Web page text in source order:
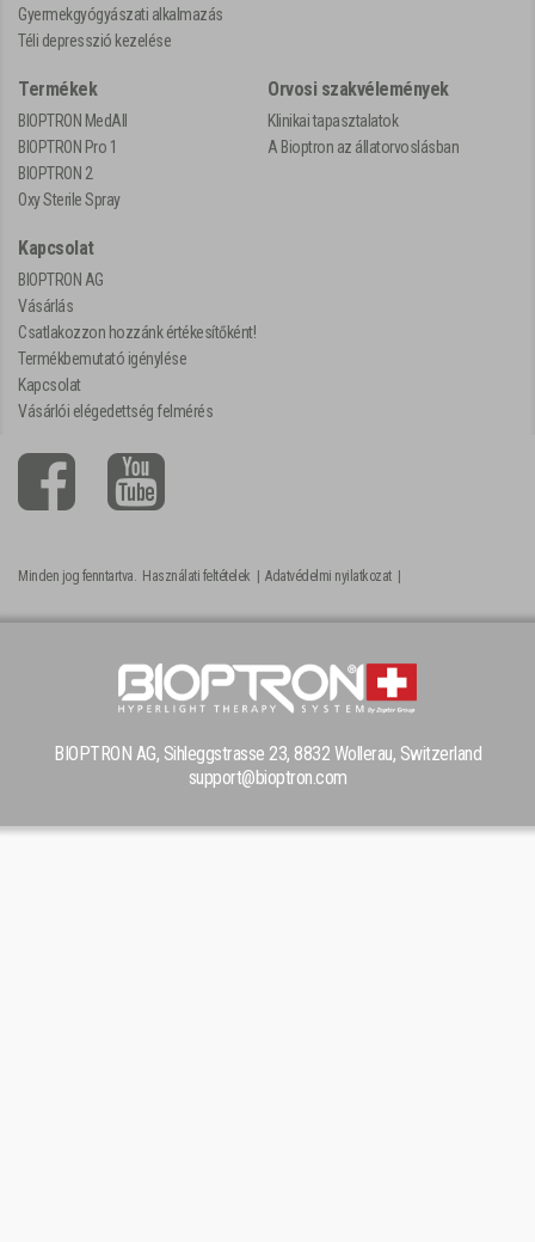
Gyermekgyógyászati alkalmazás
Téli depresszió kezelése
Termékek
BIOPTRON MedAll
BIOPTRON Pro 1
BIOPTRON 2
Oxy Sterile Spray
Orvosi szakvélemények
Klinikai tapasztalatok
A Bioptron az állatorvoslásban
Kapcsolat
BIOPTRON AG
Vásárlás
Csatlakozzon hozzánk értékesítőként!
Termékbemutató igénylése
Kapcsolat
Vásárlói elégedettség felmérés
Minden jog fenntartva. Használati feltételek Adatvédelmi nyilatkozat|
BIOPTRON AG, Sihleggstrasse 23, 8832 Wollerau, Switzerland
support@bioptron.com